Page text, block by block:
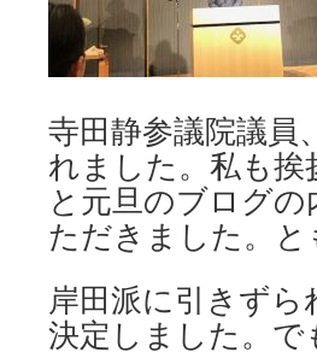
寺田静参議院議員
れました。私も
と元旦のブログ
ただきました。
岸田派に引きず
決定しました。で